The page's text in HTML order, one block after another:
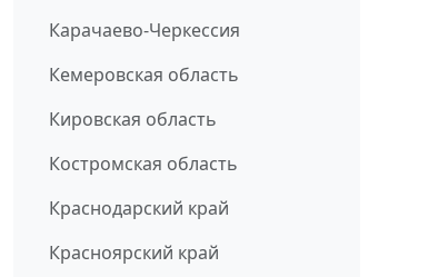
Карачаево-Черкессия
Кемеровская область
Кировская область
Костромская область
Краснодарский край
Красноярский край